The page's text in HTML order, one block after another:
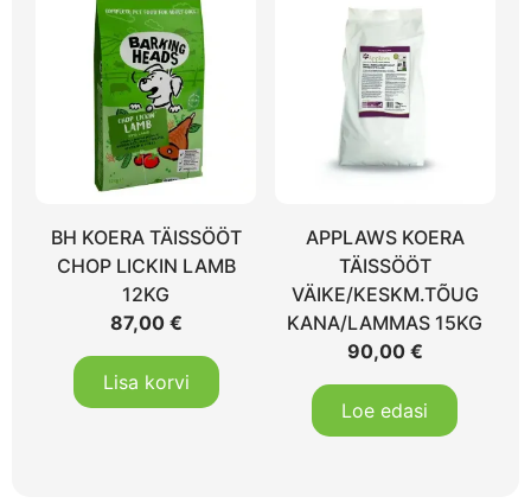
BH KOERA TÄISSÖÖT
CHOP LICKIN LAMB
12KG
87,00 €
Lisa korvi
APPLAWS KOERA
TÄISSÖÖT
VÄIKE/KESKM.TÕUG
KANA/LAMMAS 15KG
90,00 €
Loe edasi